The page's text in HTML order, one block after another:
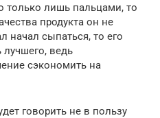
только лишь пальцами, то
продукта он не
начал сыпаться, то его
лучшего, ведь
сэкономить на
говорить не в пользу